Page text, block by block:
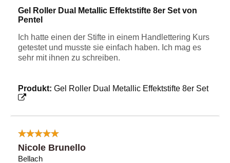
Gel Roller Dual Metallic Effektstifte 8er Set von
Pentel
Ich hatte einen der Stifte in einem Handlettering Kurs
getestet und musste sie einfach haben. Ich mag es
sehr mit ihnen zu schreiben.
Produkt: Gel Roller Dual Metallic Effektstifte 8er Set
Nicole Brunello
Bellach